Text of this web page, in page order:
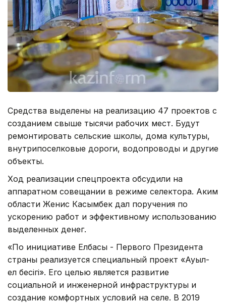
Средства выделены на реализацию 47 проектов с
созданием свыше тысячи рабочих мест. Будут
ремонтировать сельские школы, дома культуры,
внутрипоселковые дороги, водопроводы и другие
объекты.
Ход реализации спецпроекта обсудили на
аппаратном совещании в режиме селектора. Аким
области Женис Касымбек дал поручения по
ускорению работ и эффективному использованию
выделенных денег.
«По инициативе Елбасы - Первого Президента
страны реализуется специальный проект «Ауыл-
ел бесiгi». Его целью является развитие
социальной и инженерной инфраструктуры и
создание комфортных условий на селе. В 2019